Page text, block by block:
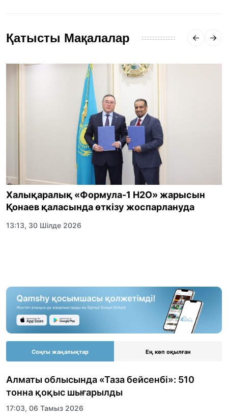
Қатысты Мақалалар
Халықаралық «Формула-1 H2O» жарысын
Қонаев қаласында өткізу жоспарлануда
13:13, 30 Шілде 2026
Соңғы жаңалықтар Ең көп оқылған
Алматы облысында «Таза бейсенбі»: 510
тонна қоқыс шығарылды
17:03, 06 Тамыз 2026